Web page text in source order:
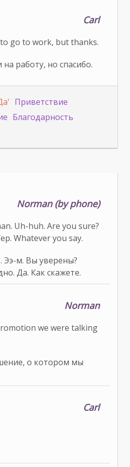
Carl
go to work, but thanks.
работу, но спасибо.
Приветствие
Благодарность
Norman (by phone)
Uh-huh. Are you sure?
Whatever you say.
Ээ-м. Вы уверены?
Да. Как скажете.
Norman
we were talking
о котором мы
Carl